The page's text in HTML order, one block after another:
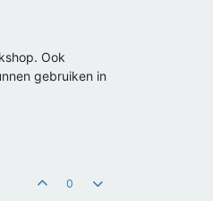
Ook
gebruiken in
0